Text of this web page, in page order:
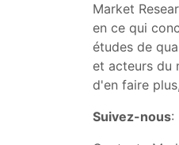
Market
en ce qui
études de
et acteurs du
d'en faire
Suivez-nous: